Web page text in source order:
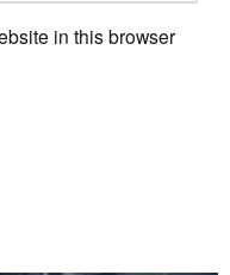
in this browser